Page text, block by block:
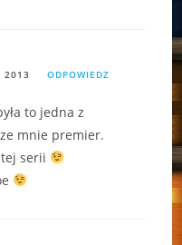
2013 ODPOWIEDZ
to jedna z
mnie premier.
serii